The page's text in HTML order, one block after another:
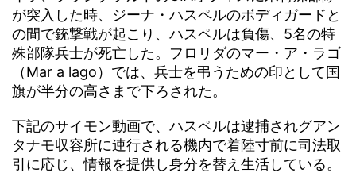
が突入した時、ジーナ・ハスペルのボディガードと
の間で銃撃戦が起こり、ハスペルは負傷、5名の特
殊部隊兵士が死亡した。フロリダのマー・ア・ラゴ
（Mar a lago）では、兵士を弔うための印として国
旗が半分の高さまで下ろされた。
下記のサイモン動画で、ハスペルは逮捕されグアン
タナモ収容所に連行される機内で着陸寸前に司法取
引に応じ、情報を提供し身分を替え生活している。